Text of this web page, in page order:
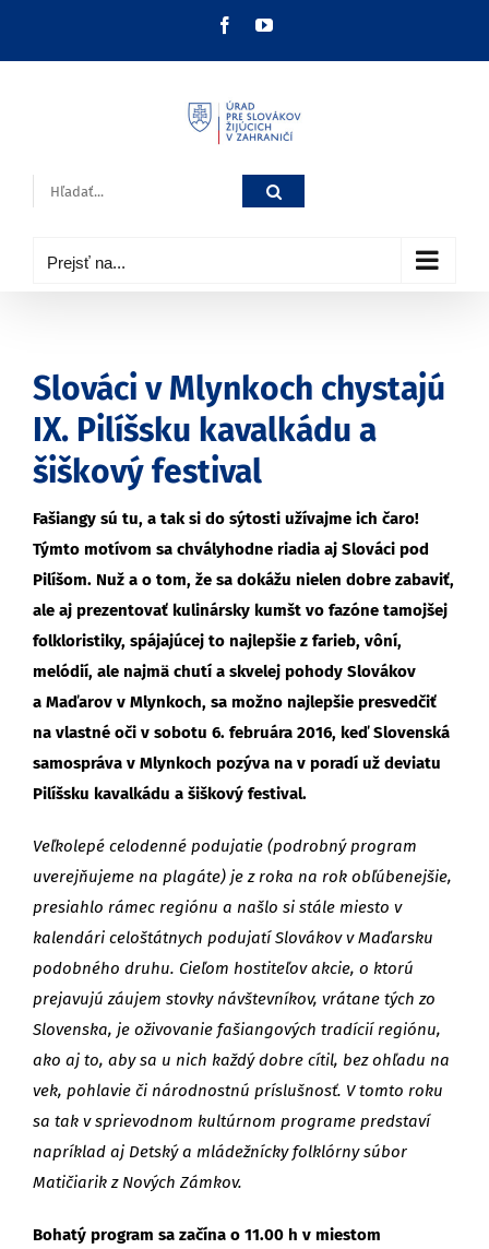
FacebookYouTube
Hľadať:
Prejsť na...
Slováci v Mlynkoch chystajú
IX. Pilíšsku kavalkádu a
šiškový festival
Fašiangy sú tu, a tak si do sýtosti užívajme ich čaro!
Týmto motívom sa chvályhodne riadia aj Slováci pod
Pilíšom. Nuž a o tom, že sa dokážu nielen dobre zabaviť,
ale aj prezentovať kulinársky kumšt vo fazóne tamojšej
folkloristiky, spájajúcej to najlepšie z farieb, vôní,
melódií, ale najmä chutí a skvelej pohody Slovákov
a Maďarov v Mlynkoch, sa možno najlepšie presvedčiť
na vlastné oči v sobotu 6. februára 2016, keď Slovenská
samospráva v Mlynkoch pozýva na v poradí už deviatu
Pilíšsku kavalkádu a šiškový festival.
Veľkolepé celodenné podujatie (podrobný program
uverejňujeme na plagáte) je z roka na rok obľúbenejšie,
presiahlo rámec regiónu a našlo si stále miesto v
kalendári celoštátnych podujatí Slovákov v Maďarsku
podobného druhu. Cieľom hostiteľov akcie, o ktorú
prejavujú záujem stovky návštevníkov, vrátane tých zo
Slovenska, je oživovanie fašiangových tradícií regiónu,
ako aj to, aby sa u nich každý dobre cítil, bez ohľadu na
vek, pohlavie či národnostnú príslušnosť. V tomto roku
sa tak v sprievodnom kultúrnom programe predstaví
napríklad aj Detský a mládežnícky folklórny súbor
Matičiarik z Nových Zámkov.
Bohatý program sa začína o 11.00 h v miestom